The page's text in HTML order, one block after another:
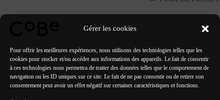
Gérer les cookies
Pour offrir les meilleures expériences, nous utilisons des technologies telles que les
cookies pour stocker et/ou accéder aux informations des appareils. Le fait de consentir
à ces technologies nous permettra de traiter des données telles que le comportement de
navigation ou les ID uniques sur ce site. Le fait de ne pas consentir ou de retirer son
consentement peut avoir un effet négatif sur certaines caractéristiques et fonctions.
Citallios – Ville d’Épinay-sous-Sénart |
Maîtrise
CoBe Urbanisme et Paysage / EPDC, BET TCE VRD /
PRÉCÉDENT SUIVANT